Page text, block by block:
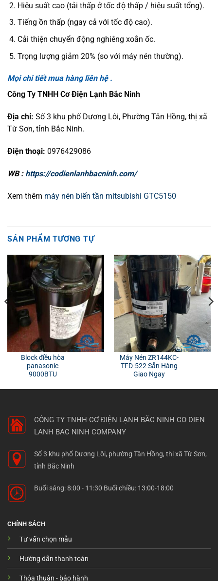
Hiệu suất cao (tải thấp ở tốc độ thấp / hiệu suất tổng).
Tiếng ồn thấp (ngay cả với tốc độ cao).
Cải thiện chuyển động nghiêng xoắn ốc.
Trọng lượng giảm 20% (so với máy nén thường).
Mọi chi tiết mua hàng liên hệ .
Công Ty TNHH Cơ Điện Lạnh Bắc Ninh
Địa chỉ: Số 3 khu phố Dương Lôi, Phường Tân Hồng, thị xã
Từ Sơn, tỉnh Bắc Ninh.
Điện thoại: 0976429086
WB : https://codienlanhbacninh.com/
Xem thêm máy nén biến tần mitsubishi GTC5150
SẢN PHẨM TƯƠNG TỰ
Block điều hòa
panasonic
9000BTU
Máy Nén ZR144KC-
TFD-522 Sẵn Hàng
Giao Ngay
CÔNG TY TNHH CƠ ĐIỆN LẠNH BẮC NINH CO DIEN
LANH BAC NINH COMPANY
Số 3 khu phố Dương Lôi, phường Tân Hồng, thị xã Từ Sơn,
tỉnh Bắc Ninh
Buổi sáng: 8:00 - 11:30 Buổi chiều: 13:00-18:00
CHÍNH SÁCH
Tư vấn chọn mẫu
Hướng dẫn thanh toán
Thỏa thuận - bảo hành